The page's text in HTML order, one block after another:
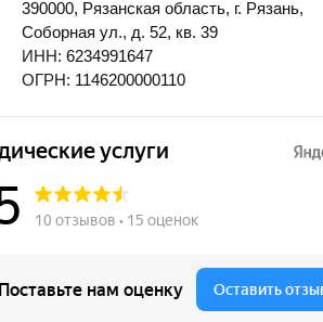
390000, Рязанская область, г. Рязань,
Соборная ул., д. 52, кв. 39
ИНН: 6234991647
ОГРН: 1146200000110